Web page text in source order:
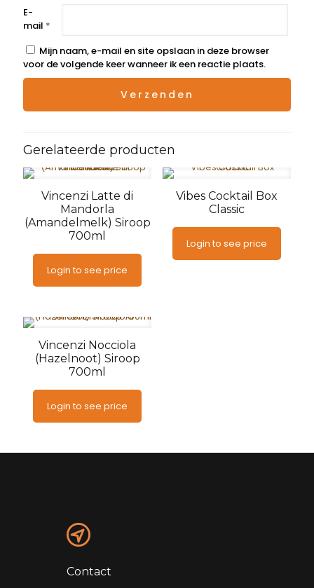
E-
mail *
Mijn naam, e-mail en site opslaan in deze browser
voor de volgende keer wanneer ik een reactie plaats.
Gerelateerde producten
Vincenzi Latte di
Mandorla
(Amandelmelk) Siroop
700ml
Login to see price
Vibes Cocktail Box
Classic
Login to see price
Vincenzi Nocciola
(Hazelnoot) Siroop
700ml
Login to see price
Contact